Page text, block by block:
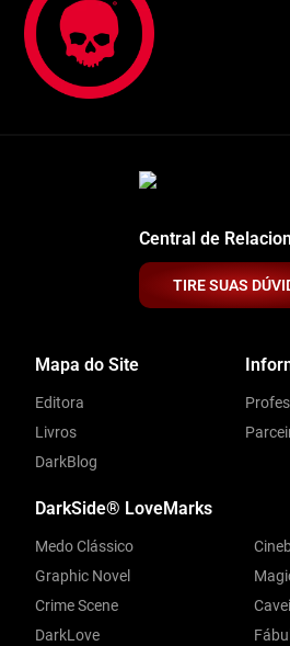
Central de
TIRE SUAS
Mapa do Site
Editora
Livros
DarkBlog
DarkSide® LoveMarks
Medo Clássico
Graphic Novel
Crime Scene
DarkLove